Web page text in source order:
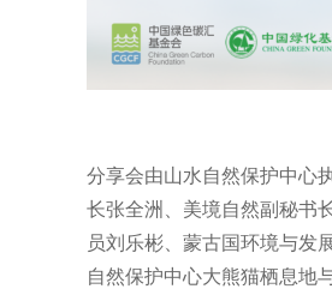
分享会由山水自然保护中心
长张全洲、美境自然副秘书
员刘乐彬、蒙古国环境与发
自然保护中心大熊猫栖息地